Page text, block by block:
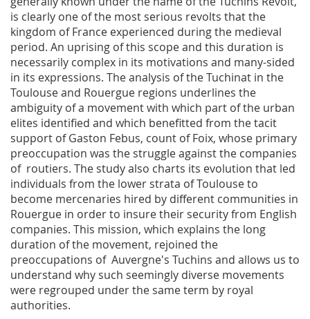
is clearly one of the most serious revolts that the
kingdom of France experienced during the medieval
period. An uprising of this scope and this duration is
necessarily complex in its motivations and many-sided
in its expressions. The analysis of the Tuchinat in the
Toulouse and Rouergue regions underlines the
ambiguity of a movement with which part of the urban
elites identified and which benefitted from the tacit
support of Gaston Febus, count of Foix, whose primary
preoccupation was the struggle against the companies
of routiers. The study also charts its evolution that led
individuals from the lower strata of Toulouse to
become mercenaries hired by different communities in
Rouergue in order to insure their security from English
companies. This mission, which explains the long
duration of the movement, rejoined the
preoccupations of Auvergne's Tuchins and allows us to
understand why such seemingly diverse movements
were regrouped under the same term by royal
authorities.